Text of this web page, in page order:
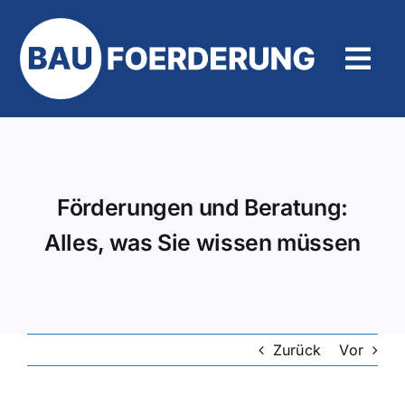
Inhalt
springen
Förderungen und Beratung:
Alles, was Sie wissen müssen
Zurück Vor